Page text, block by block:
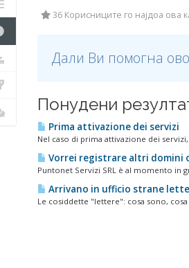
36 Корисниците го најдоа ова
Дали Ви помогна
Понудени
Prima attivazione dei servizi
Nel caso di prima attivazione dei
Vorrei registrare altri domini
Puntonet Servizi SRL è al momento in
Arrivano in ufficio strane
Le cosiddette "lettere": cosa sono,